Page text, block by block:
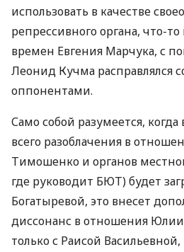
использовать в качестве
репрессивного органа, что-
времен Евгения Марчука, с
Леонид Кучма расправлялся
оппонентами.
Само собой разумеется,
всего разоблачения в
Тимошенко и органов
где руководит БЮТ) будет
Богатыревой, это внесет
диссонанс в отношения
только с Раисой